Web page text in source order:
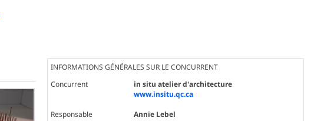
INFORMATIONS GÉNÉRALES SUR LE CONCURRENT
Concurrent
in situ atelier d'architecture
www.insitu.qc.ca
Responsable
Annie Lebel